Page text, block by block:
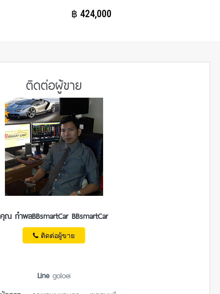
฿​ 424,000
ติดต่อผู้ขาย
คุณ กำพลBBsmartCar BBsmartCar
ติดต่อผู้ขาย
Linegoloei